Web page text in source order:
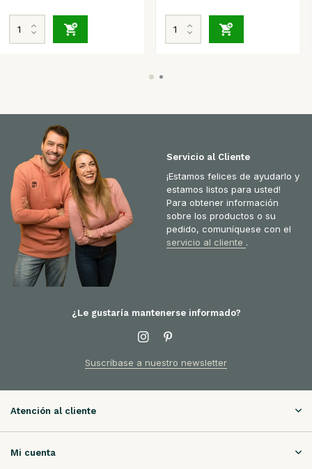
Servicio al Cliente
¡Estamos felices de ayudarlo y
estamos listos para usted!
Para obtener información
sobre los productos o su
pedido, comuníquese con el
servicio al cliente .
¿Le gustaría mantenerse informado?
Suscríbase a nuestro newsletter
Atención al cliente
Mi cuenta